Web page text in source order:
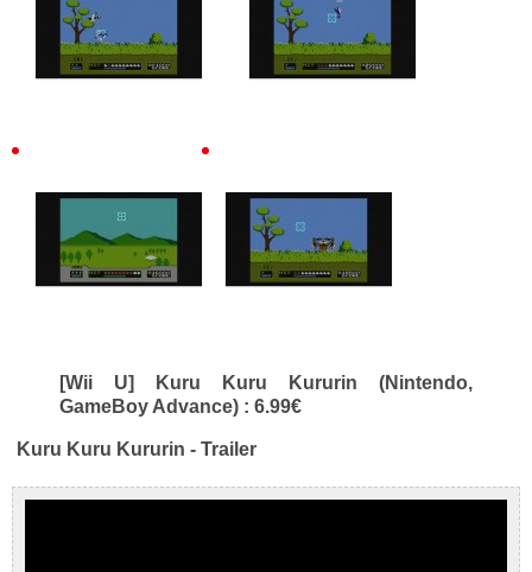
[Wii U] Kuru Kuru Kururin (Nintendo,
GameBoy Advance) : 6.99€
Kuru Kuru Kururin - Trailer